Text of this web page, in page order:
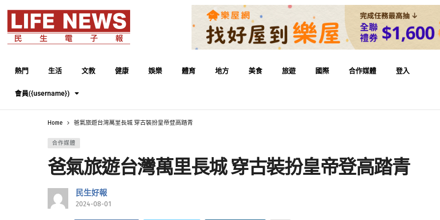
熱門 生活 文教 健康 娛樂 體育 地方 美食 旅遊 國際 合作媒體 登入
會員({username})
Home 爸氣旅遊台灣萬里長城 穿古裝扮皇帝登高踏青
合作媒體
爸氣旅遊台灣萬里長城 穿古裝扮皇帝登高踏青
民生好報
2024-08-01